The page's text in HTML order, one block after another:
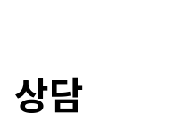
상담